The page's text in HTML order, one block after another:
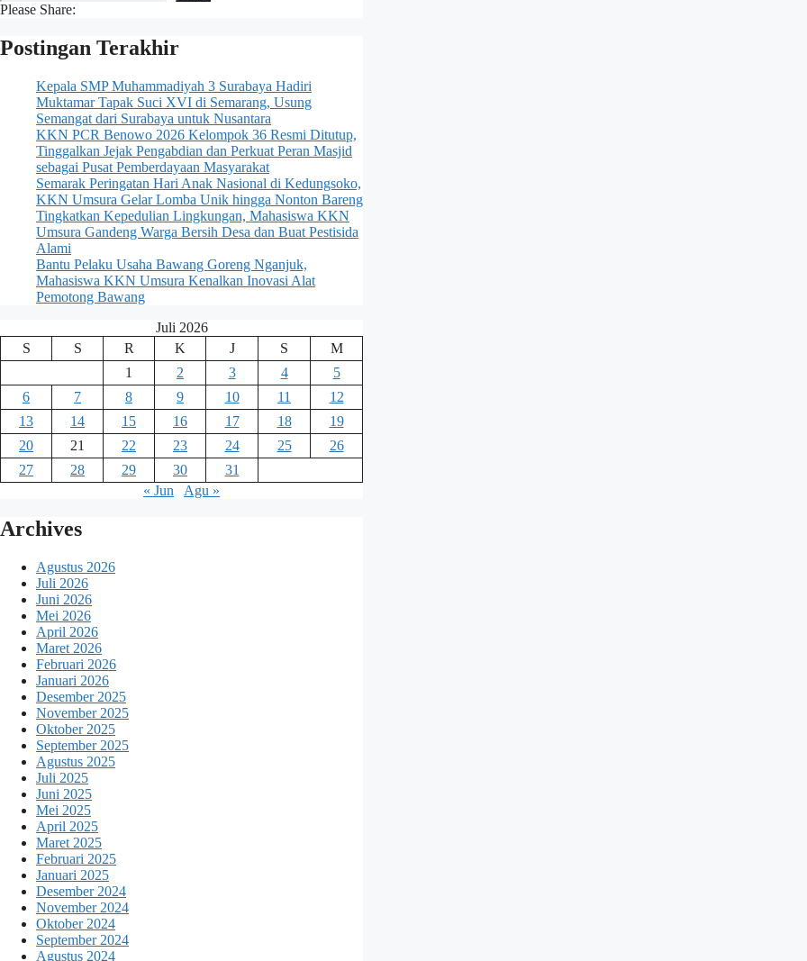
Please Share:
Postingan Terakhir
Kepala SMP Muhammadiyah 3 Surabaya Hadiri
Muktamar Tapak Suci XVI di Semarang, Usung
Semangat dari Surabaya untuk Nusantara
KKN PCR Benowo 2026 Kelompok 36 Resmi Ditutup,
Tinggalkan Jejak Pengabdian dan Perkuat Peran Masjid
sebagai Pusat Pemberdayaan Masyarakat
Semarak Peringatan Hari Anak Nasional di Kedungsoko,
KKN Umsura Gelar Lomba Unik hingga Nonton Bareng
Tingkatkan Kepedulian Lingkungan, Mahasiswa KKN
Umsura Gandeng Warga Bersih Desa dan Buat Pestisida
Alami
Bantu Pelaku Usaha Bawang Goreng Nganjuk,
Mahasiswa KKN Umsura Kenalkan Inovasi Alat
Pemotong Bawang
Juli 2026
S
S R K J S
M
1
2 3 4
5
6
7 8 9 10 11
12
13
14 15 16 17 18
19
20
21 22 23 24 25
26
27
28 29 30
31
« Jun
Agu »
Archives
Agustus 2026
Juli 2026
Juni 2026
Mei 2026
April 2026
Maret 2026
Februari 2026
Januari 2026
Desember 2025
November 2025
Oktober 2025
September 2025
Agustus 2025
Juli 2025
Juni 2025
Mei 2025
April 2025
Maret 2025
Februari 2025
Januari 2025
Desember 2024
November 2024
Oktober 2024
September 2024
Agustus 2024